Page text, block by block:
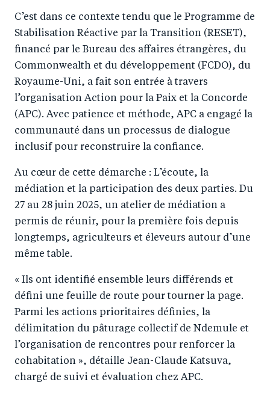
C’est dans ce contexte tendu que le Programme de
Stabilisation Réactive par la Transition (RESET),
financé par le Bureau des affaires étrangères, du
Commonwealth et du développement (FCDO), du
Royaume-Uni, a fait son entrée à travers
l’organisation Action pour la Paix et la Concorde
(APC). Avec patience et méthode, APC a engagé la
communauté dans un processus de dialogue
inclusif pour reconstruire la confiance.
Au cœur de cette démarche : L’écoute, la
médiation et la participation des deux parties. Du
27 au 28 juin 2025, un atelier de médiation a
permis de réunir, pour la première fois depuis
longtemps, agriculteurs et éleveurs autour d’une
même table.
« Ils ont identifié ensemble leurs différends et
défini une feuille de route pour tourner la page.
Parmi les actions prioritaires définies, la
délimitation du pâturage collectif de Ndemule et
l’organisation de rencontres pour renforcer la
cohabitation », détaille Jean-Claude Katsuva,
chargé de suivi et évaluation chez APC.